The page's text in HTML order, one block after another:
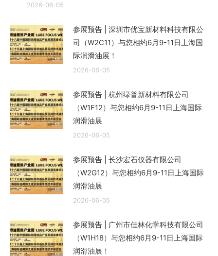
2026-06-05
参展预告 | 深圳市优宝新材料科技有限公
司（W2C11）与您相约6月9-11日上海国
际润滑油展！
2026-06-05
参展预告 | 杭州绿普新材料有限公司
（W1F12）与您相约6月9-11日上海国际
润滑油展
2026-06-05
参展预告 | 长沙宏石仪器有限公司
（W2G12）与您相约6月9-11日上海国际
润滑油展
2026-06-05
参展预告 | 广州市佳林化学科技有限公司
（W1H18）与您相约6月9-11日上海国际
润滑油展！